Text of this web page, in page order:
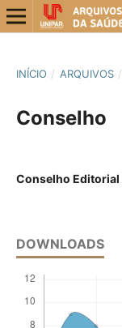
INÍCIO / ARQUIVOS /
Conselho
Conselho Editorial
DOWNLOADS